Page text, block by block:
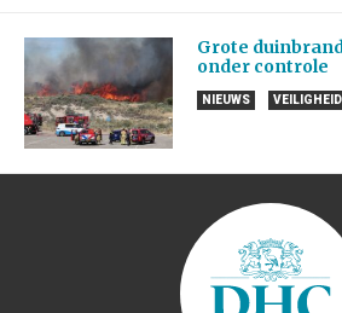
Grote
onder controle
NIEUWS VEILIGHEID